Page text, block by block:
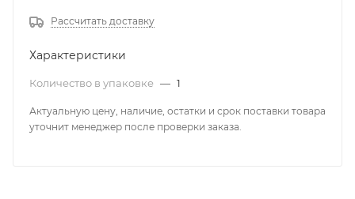
Рассчитать доставку
Характеристики
Количество в упаковке — 1
Актуальную цену, наличие, остатки и срок поставки товара
уточнит менеджер после проверки заказа.